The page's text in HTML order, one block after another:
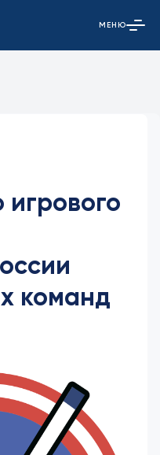
Открыть
МЕНЮ
игрового
команд